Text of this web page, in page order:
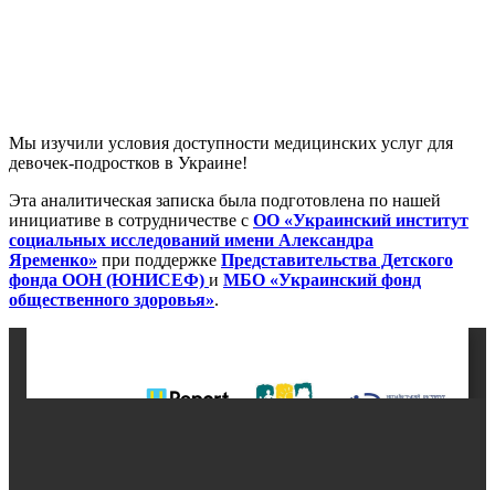
Мы изучили условия доступности медицинских услуг для
девочек-подростков в Украине!
Эта аналитическая записка была подготовлена по нашей
инициативе в сотрудничестве с ОО «Украинский институт
социальных исследований имени Александра
Яременко» при поддержке Представительства Детского
фонда ООН (ЮНИСЕФ) и МБО «Украинский фонд
общественного здоровья».